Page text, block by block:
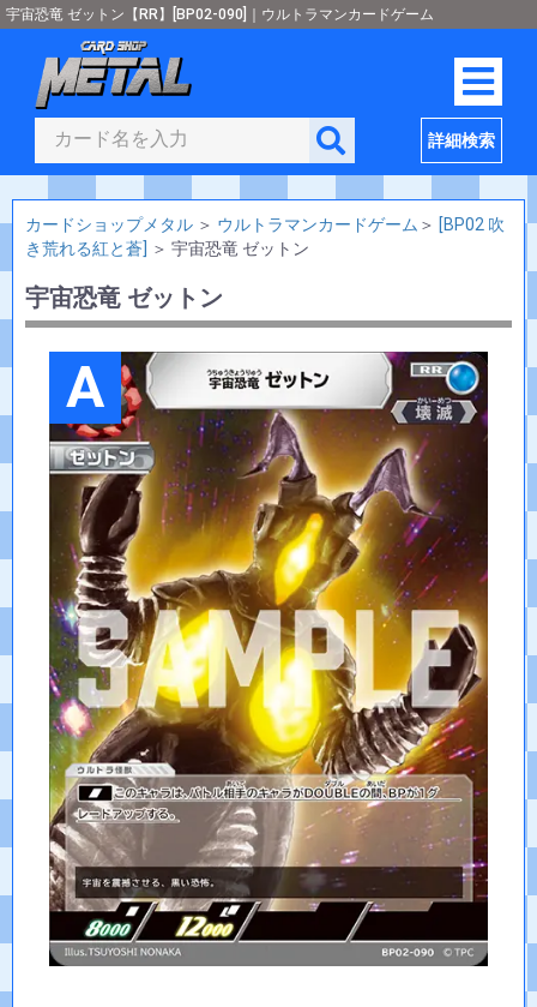
宇宙恐竜 ゼットン【RR】[BP02-090]｜ウルトラマンカードゲーム
詳細検索
カードショップメタル ＞ ウルトラマンカードゲーム ＞ [BP02 吹
き荒れる紅と蒼]
＞ 宇宙恐竜 ゼットン
宇宙恐竜 ゼットン
A